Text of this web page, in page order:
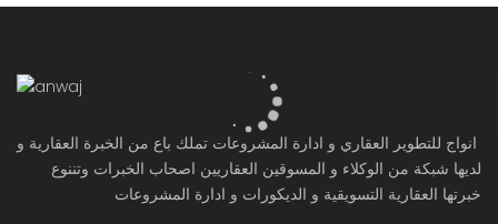
انواج للتطوير العقاري و ادارة المشروعات تملك باع من الخبرة العقارية و
لديها شبكة من الوكلاء و المسوقين العقاريين اصحاب الخبرات وتننوع
خبرتها العقارية التسويقية و الديكورات و ادارة المشروعات